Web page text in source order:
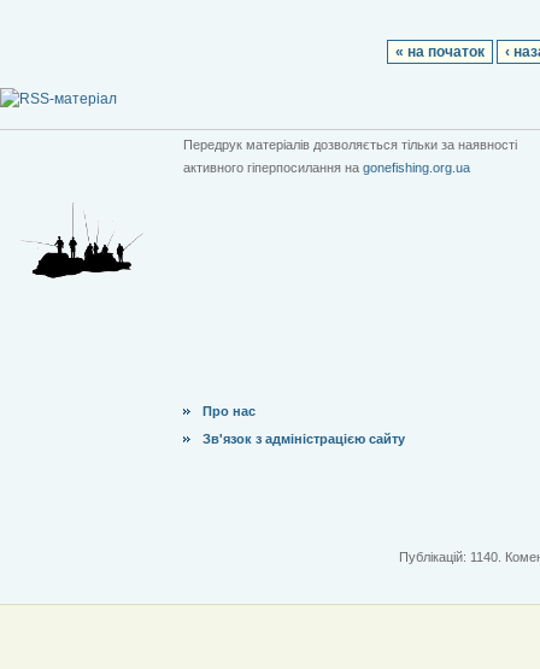
« на початок ‹
Передрук матеріалів дозволяється тільки за наявності
активного гіперпосилання на gonefishing.org.ua
Про нас
Зв'язок з адміністрацією сайту
Публікацій: 1140.